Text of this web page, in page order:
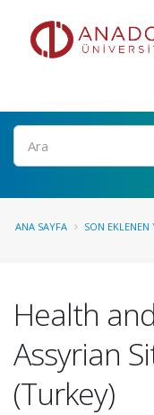
Ara
ANA SAYFA SON EKLENEN
Health
Assyrian
(Turkey)